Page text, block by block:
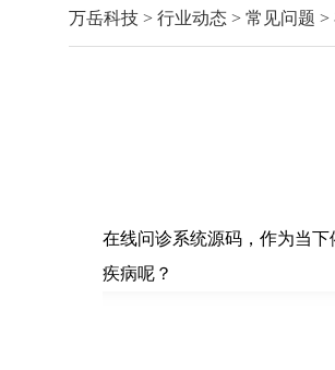
万岳科技> 行业动态> 常见问题 >
在线问诊系统源码，作为当
疾病呢？